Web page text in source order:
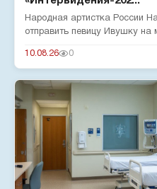
Народная артистка России
отправить певицу Ивушку
10.08.26 0